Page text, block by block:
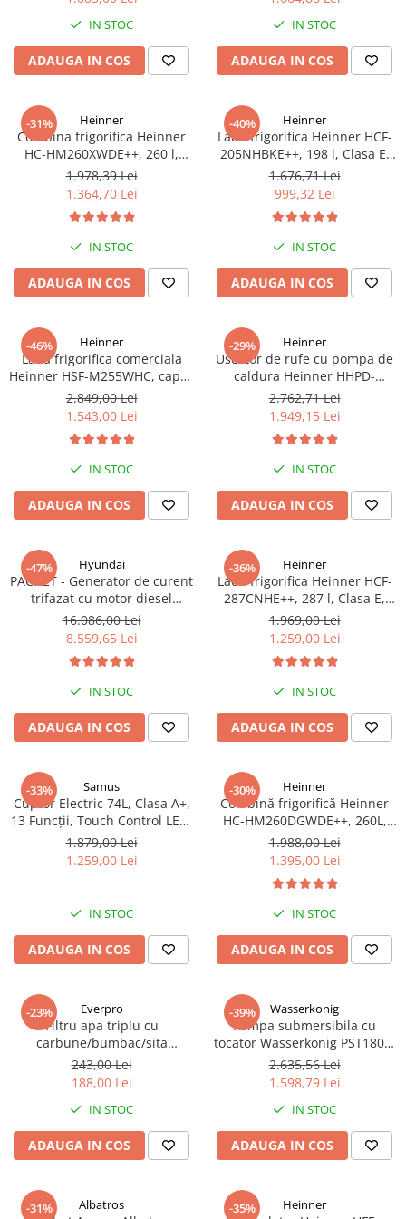
Ventuze cu brate pentru transport
Masini de spalat rufe cu uscator
Uscatoare de rufe
Masini de facut paine
incorporabile
Seturi oale
SANDWICH MAKER
Storcatoare de fructe
IN STOC
ADAUGA IN COS
IN STOC
ADAUGA IN COS
-31% Heinner
Combina frigorifica Heinner
HC-HM260XWDE++, 260 l,
Clasa E, Dozator apa, Control
electronic, Iluminare LED, Usi
reversibile, H 180 cm, Argintiu
1.978,39 Lei
1.364,70 Lei
IN STOC
ADAUGA IN COS
-40% Heinner
Lada frigorifica Heinner HCF-
205NHBKE++, 198 l, Clasa E,
Compresor inverter, Display
waterproof, Negru
1.676,71 Lei
999,32 Lei
IN STOC
ADAUGA IN COS
-46% Heinner
Lada frigorifica comerciala
Heinner HSF-M255WHC, capac
din sticla, 255L, clasa C,
functionare convertibila
(frigider/congelator), 1 cos,
alb
2.849,00 Lei
1.543,00 Lei
IN STOC
ADAUGA IN COS
-29% Heinner
Uscator de rufe cu pompa de
caldura Heinner HHPD-
V9T2KA++ Capacitate 9kg,
Clasa A++, 15 programe,
Display LED, Program Baby
Care, Functie anti-sifonare
2.762,71 Lei
1.949,15 Lei
IN STOC
ADAUGA IN COS
-47% Hyundai
PACHET - Generator de curent
trifazat cu motor diesel
Hyundai DHY8600SE-T, putere
motor 12 CP, Putere maxima
7.9 kVA, tensiune 380 / 220 V +
Automatizare trifazata ATS12-
3P
16.086,00 Lei
8.559,65 Lei
IN STOC
ADAUGA IN COS
-36% Heinner
Lada frigorifica Heinner HCF-
287CNHE++, 287 l, Clasa E,
Compresor inverter, Iluminare
LED, Functionalitate frigider,
Alb
1.969,00 Lei
1.259,00 Lei
IN STOC
ADAUGA IN COS
-33% Samus
Cuptor Electric 74L, Clasa A+,
13 Funcții, Touch Control LED,
Panou Sticlă Neagră – Grill,
Convectie 3D, Autocurățare
Catalitică + Accesorii Incluse
1.879,00 Lei
1.259,00 Lei
IN STOC
ADAUGA IN COS
-30% Heinner
Combină frigorifică Heinner
HC-HM260DGWDE++, 260L,
Clasa E, Dozator Apă, Control
Electronic, LED, 180 cm, Gri
Antracit Texturat
1.988,00 Lei
1.395,00 Lei
IN STOC
ADAUGA IN COS
-23% Everpro
Filtru apa triplu cu
carbune/bumbac/sita
3x3/4"*10
243,00 Lei
188,00 Lei
IN STOC
ADAUGA IN COS
-39% Wasserkonig
Pompa submersibila cu
tocator Wasserkonig PST1800,
particule max. 10 mm, putere
1800 W, debit 17500 l/h,
inaltime refulare 11.5 m
2.635,56 Lei
1.598,79 Lei
IN STOC
ADAUGA IN COS
-31% Albatros -35% Heinner